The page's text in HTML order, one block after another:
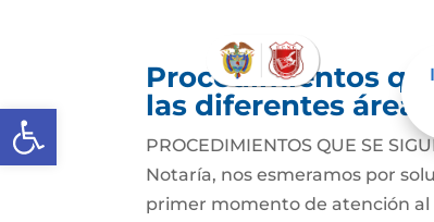
Abrir barra de herramientas
Procedimientos
las diferentes áreas
PROCEDIMIENTOS QUE SE
Notaría, nos esmeramos por
primer momento de atención